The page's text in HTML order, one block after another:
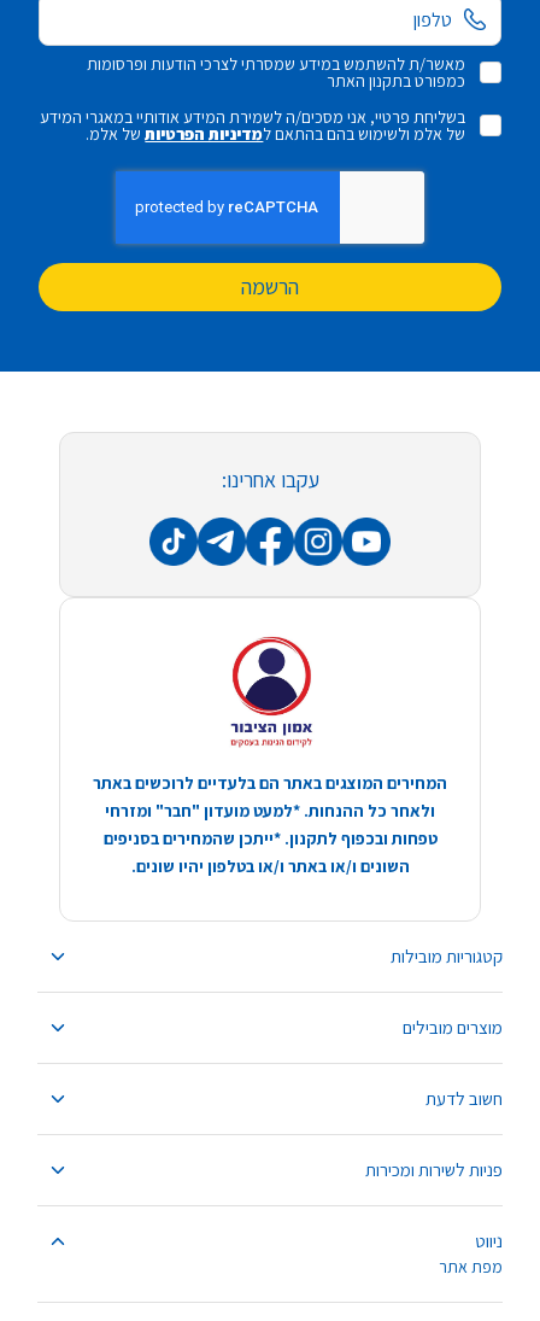
מאשר/ת להשתמש במידע שמסרתי לצרכי הודעות ופרסומות
כמפורט בתקנון האתר
בשליחת פרטיי, אני מסכים/ה לשמירת המידע אודותיי במאגרי המידע
של אלמ ולשימוש בהם בהתאם למדיניות הפרטיותשל אלמ.
הרשמה
קטגוריות מובילות
מוצרים מובילים
חשוב לדעת
פניות לשירות ומכירות
ניווט
מפת אתר
עקבו אחרינו:
המחירים המוצגים באתר הם בלעדיים לרוכשים באתר
ולאחר כל ההנחות. *למעט מועדון "חבר" ומזרחי
טפחות ובכפוף לתקנון. *ייתכן שהמחירים בסניפים
השונים ו/או באתר ו/או בטלפון יהיו שונים.